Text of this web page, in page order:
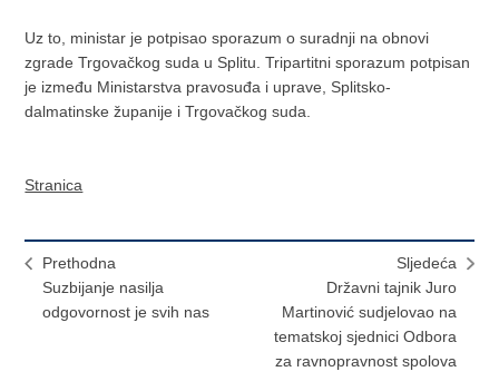
Uz to, ministar je potpisao sporazum o suradnji na obnovi
zgrade Trgovačkog suda u Splitu. Tripartitni sporazum potpisan
je između Ministarstva pravosuđa i uprave, Splitsko-
dalmatinske županije i Trgovačkog suda.
Stranica
Prethodna
Suzbijanje nasilja
odgovornost je svih nas
Sljedeća
Državni tajnik Juro
Martinović sudjelovao na
tematskoj sjednici Odbora
za ravnopravnost spolova